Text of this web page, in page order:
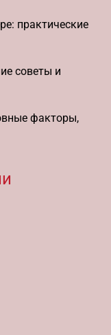
практические
советы и
факторы,